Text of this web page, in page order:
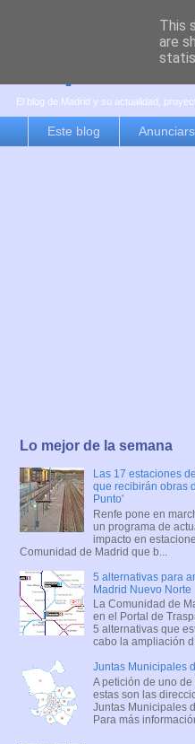
es por
El blog de Madrid y su actualidad,
Este blog
Lo mejor de la semana
Las 17 estaciones
que recibirán obras
Punto'
Renfe pone en
un programa de
impacto en
Comunidad de Madrid que b...
5 alternativas para
Madrid Nuevo Norte
La Comunidad de
en el Portal de
5 alternativas que
cabo la ampliación
Juntas Municipales
A petición de uno de
estas son las
Juntas Municipales
Para más información
This
are